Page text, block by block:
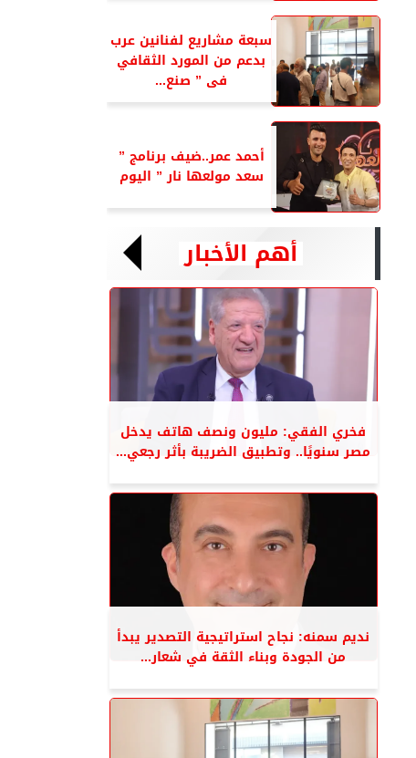
سبعة مشاريع لفنانين عرب
بدعم من المورد الثقافي
فى ” صنع...
أحمد عمر..ضيف برنامج ”
سعد مولعها نار ” اليوم
أهم الأخبار
فخري الفقي: مليون ونصف هاتف يدخل
مصر سنويًا.. وتطبيق الضريبة بأثر رجعي...
نديم سمنه: نجاح استراتيجية التصدير يبدأ
من الجودة وبناء الثقة في شعار...